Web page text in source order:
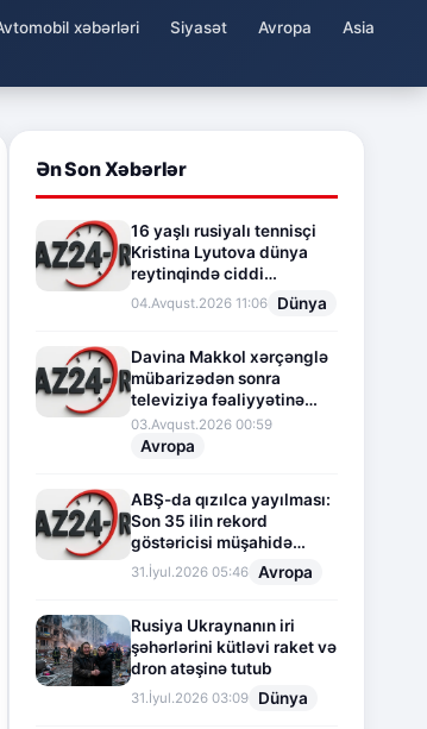
xəbərləri Siyasət Avropa
Asia
Ən Son Xəbərlər
16 yaşlı rusiyalı tennisçi
Kristina Lyutova dünya
reytinqində ciddi
irəliləyişə imza atdı
04.Avqust.2026 11:06 Dünya
Davina Makkol xərçənglə
mübarizədən sonra
televiziya fəaliyyətinə
fasilə verir
03.Avqust.2026 00:59
Avropa
ABŞ-da qızılca yayılması:
Son 35 ilin rekord
göstəricisi müşahidə
olunur
31.İyul.2026 05:46 Avropa
Rusiya Ukraynanın iri
şəhərlərini kütləvi raket və
dron atəşinə tutub
31.İyul.2026 03:09 Dünya